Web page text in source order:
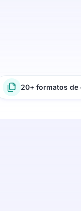
20+ formatos de